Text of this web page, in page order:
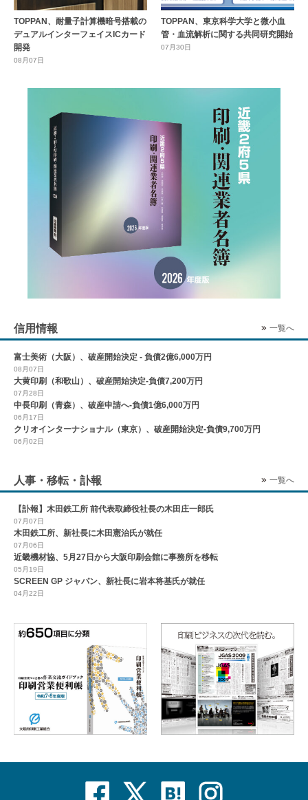
TOPPAN、耐量子計算機暗号搭載の
デュアルインターフェイスICカード
開発
08月07日
TOPPAN、東京科学大学と微小血
管・血流解析に関する共同研究開始
07月30日
信用情報 一覧へ
富士美術（大阪）、破産開始決定 - 負債2億6,000万円
08月07日
大黄印刷（和歌山）、破産開始決定-負債7,200万円
07月28日
中長印刷（青森）、破産申請へ-負債1億6,000万円
06月17日
クリオインターナショナル（東京）、破産開始決定-負債9,700万円
06月02日
人事・移転・訃報 一覧へ
【訃報】木田鉄工所 前代表取締役社長の木田庄一郎氏
07月07日
木田鉄工所、新社長に木田憲治氏が就任
07月06日
近畿機材協、5月27日から大阪印刷会館に事務所を移転
05月19日
SCREEN GP ジャパン、新社長に岩本将基氏が就任
04月22日